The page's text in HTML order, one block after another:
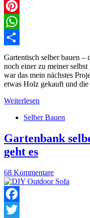
Email
Pinterest
WhatsApp
Teilen
Gartentisch selber bauen –
noch einer zu meiner
war das mein nächstes
etwas Holz gekauft und
Weiterlesen
Selber Bauen
Gartenbank
geht es
68 Kommentare
Facebook